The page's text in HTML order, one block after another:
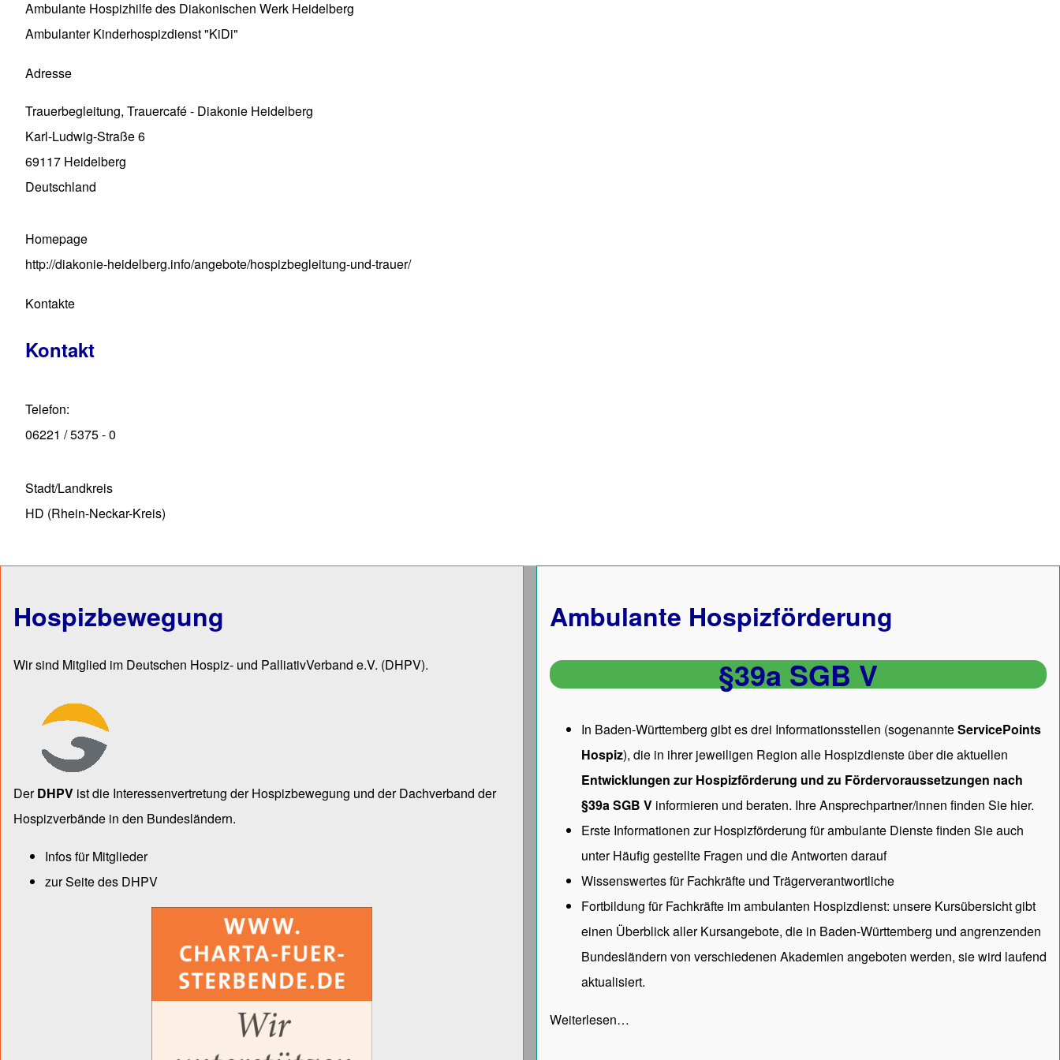
Ambulante Hospizhilfe des Diakonischen Werk Heidelberg
Ambulanter Kinderhospizdienst "KiDi"
Adresse
Trauerbegleitung, Trauercafé - Diakonie Heidelberg
Karl-Ludwig-Straße 6
69117 Heidelberg
Deutschland
Homepage
http://diakonie-heidelberg.info/angebote/hospizbegleitung-und-trauer/
Kontakte
Kontakt
Telefon
06221 / 5375 - 0
Stadt/Landkreis
HD (Rhein-Neckar-Kreis)
Hospizbewegung
Wir sind Mitglied im Deutschen Hospiz- und PalliativVerband e.V. (DHPV).
DerDHPV ist die Inter­essen­ver­tre­tung der Hospiz­bewegung und der Dach­verband der
Hospiz­verbände in den Bun­des­län­dern.
Infos für Mitglieder
zur Seite des DHPV
Ambulante Hospizförderung
§39a SGB V
In Baden-Württemberg gibt es drei Informationsstellen (sogenannteServicePoints
Hospiz), die in ihrer jeweiligen Region alle Hospizdienste über die aktuellen
Entwicklungen zur Hospizförderung und zu Fördervoraussetzungen nach
§39a SGB V informieren und beraten. Ihre Ansprechpartner/innen finden Sie hier.
Erste Informationen zur Hospizförderung für ambulante Dienste finden Sie auch
unterHäufig gestellte Fragen und die Antworten darauf
Wissenswertes für Fachkräfte und Trägerverantwortliche
Fortbildung für Fachkräfte im ambulanten Hospizdienst: unsere Kursübersichtgibt
einen Überblick aller Kursangebote, die in Baden-Württemberg und angrenzenden
Bundesländern von verschiedenen Akademien angeboten werden, sie wird laufend
aktualisiert.
Weiterlesen…